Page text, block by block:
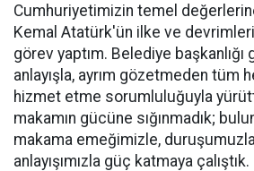
Cumhuriyetimizin temel
Kemal Atatürk'ün ilke ve
görev yaptım. Belediye
anlayışla, ayrım gözetmeden tüm
hizmet etme sorumluluğuyla
makamın gücüne sığınmadık;
makama emeğimizle,
anlayışımızla güç katmaya